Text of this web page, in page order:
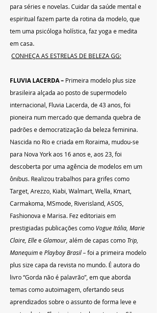
para séries e novelas. Cuidar da saúde mental e
espiritual fazem parte da rotina da modelo, que
tem uma psicóloga holística, faz yoga e medita
em casa.
CONHEÇA AS ESTRELAS DE BELEZA GG:
FLUVIA LACERDA – Primeira modelo plus size
brasileira alçada ao posto de supermodelo
internacional, Fluvia Lacerda, de 43 anos, foi
pioneira num mercado que demanda quebra de
padrões e democratização da beleza feminina.
Nascida no Rio e criada em Roraima, mudou-se
para Nova York aos 16 anos e, aos 23, foi
descoberta por uma agência de modelos em um
ônibus. Realizou trabalhos para grifes como
Target, Arezzo, Kiabi, Walmart, Wella, Kmart,
Carmakoma, MSmode, Riverisland, ASOS,
Fashionova e Marisa. Fez editoriais em
prestigiadas publicações como Vogue Itália, Marie
Claire, Elle e Glamour, além de capas como Trip,
Manequim e Playboy Brasil – foi a primeira modelo
plus size capa da revista no mundo. É autora do
livro “Gorda não é palavrão”, em que aborda
temas como autoimagem, ofertando seus
aprendizados sobre o assunto de forma leve e